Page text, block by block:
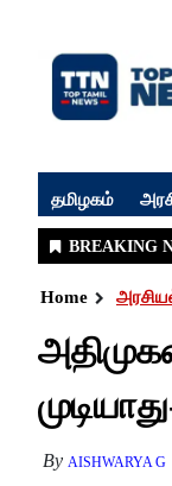
தமிழகம்
Home
By AISHWARYA G